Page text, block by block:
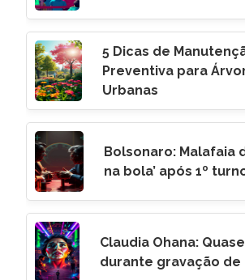
5 Dicas de
Preventiva para
Urbanas
Bolsonaro: Malafaia
na bola’ após 1º
Claudia Ohana:
durante gravação de